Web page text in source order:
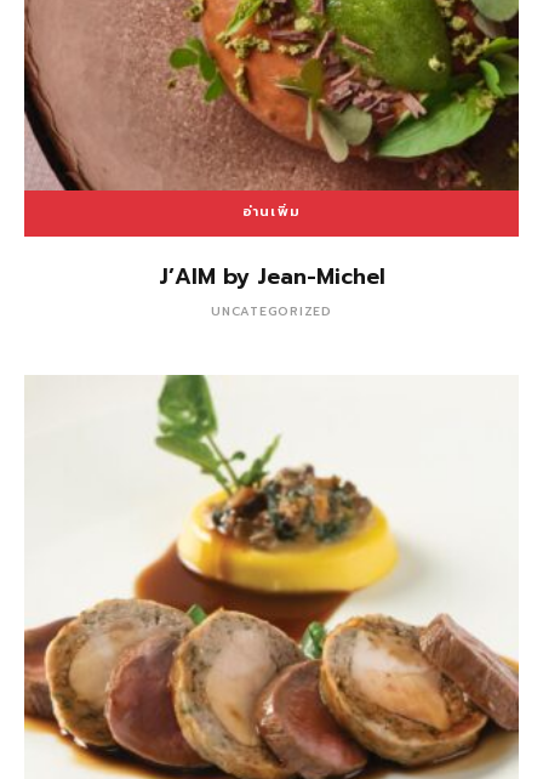
อ่านเพิ่ม
J’AIM by Jean-Michel
UNCATEGORIZED